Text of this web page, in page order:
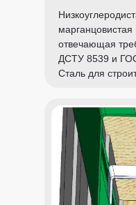
отвечающая
ДСТУ 8539 и
Сталь для